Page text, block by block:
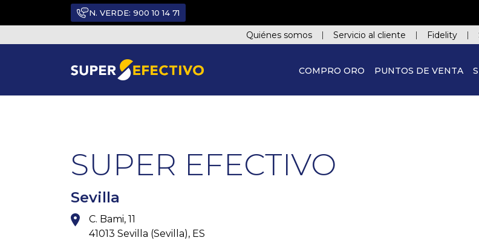
N. VERDE: 900 10 14 71
Quiénes somos Servicio al cliente Fidelity
COMPRO ORO PUNTOS DE VENTA
SUPER EFECTIVO
Sevilla
C. Bami, 11
41013 Sevilla (Sevilla), ES